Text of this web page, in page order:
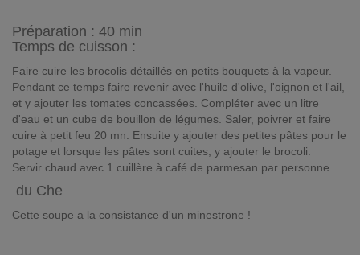
Préparation : 40 min
Temps de cuisson :
Faire cuire les brocolis détaillés en petits bouquets à la vapeur.
Pendant ce temps faire revenir avec l'huile d'olive, l'oignon et l'ail,
et y ajouter les tomates concassées. Compléter avec un litre
d'eau et un cube de bouillon de légumes. Saler, poivrer et faire
cuire à petit feu 20 mn. Ensuite y ajouter des petites pâtes pour le
potage et lorsque les pâtes sont cuites, y ajouter le brocoli.
Servir chaud avec 1 cuillère à café de parmesan par personne.
du Che
Cette soupe a la consistance d'un minestrone !